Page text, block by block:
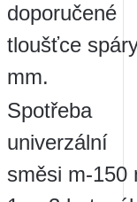
doporučené
tloušťce
mm.
Spotřeba
univerzální
směsi m-150